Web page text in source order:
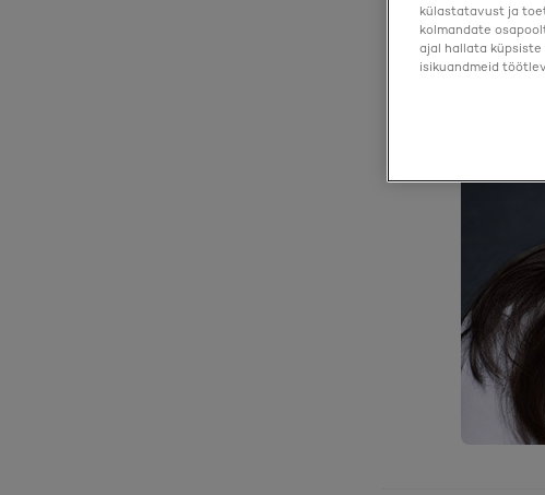
külastatavust ja
kolmandate
ajal hallata küpsiste
isikuandmeid